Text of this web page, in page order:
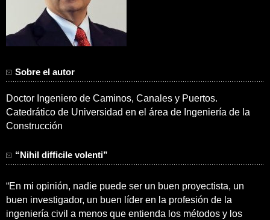
Sobre el autor
Doctor Ingeniero de Caminos, Canales y Puertos.
Catedrático de Universidad en el área de Ingeniería de la
Construcción
“Nihil difficile volenti”
“En mi opinión, nadie puede ser un buen proyectista, un
buen investigador, un buen líder en la profesión de la
ingeniería civil a menos que entienda los métodos y los